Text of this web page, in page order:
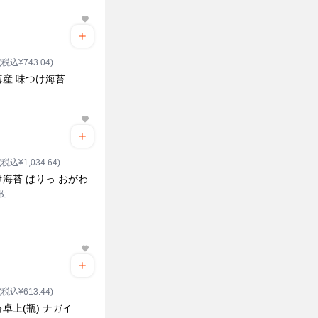
税込¥743.04)
産 味つけ海苔
税込¥1,034.64)
海苔 ぱりっ おがわ
税込¥613.44)
卓上(瓶) ナガイ